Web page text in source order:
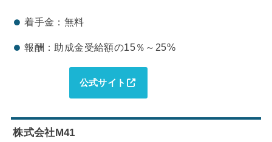
着手金：無料
報酬：助成金受給額の15％～25%
公式サイト
株式会社M41